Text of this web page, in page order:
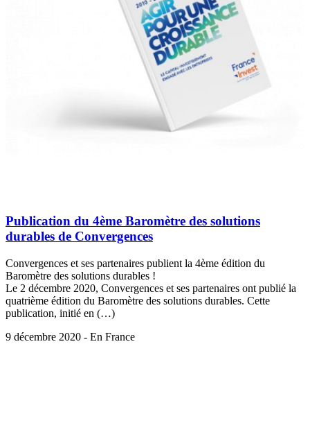
Publication du 4ème Baromètre des solutions
durables de Convergences
Convergences et ses partenaires publient la 4ème édition du
Baromètre des solutions durables !
Le 2 décembre 2020, Convergences et ses partenaires ont publié la
quatrième édition du Baromètre des solutions durables. Cette
publication, initié en (…)
9 décembre 2020 - En France